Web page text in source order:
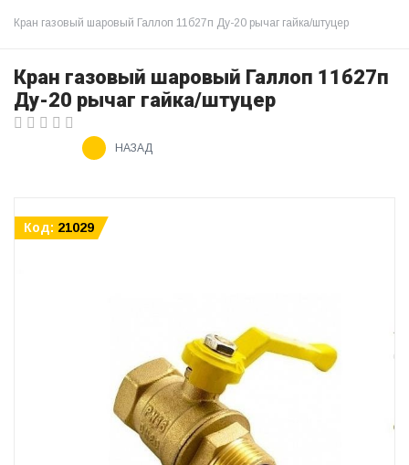
Кран газовый шаровый Галлоп 11б27п Ду-20 рычаг гайка/штуцер
Кран газовый шаровый Галлоп 11б27п
Ду-20 рычаг гайка/штуцер
НАЗАД
Код: 21029